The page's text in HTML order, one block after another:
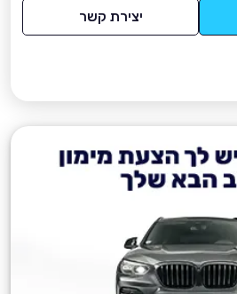
יצירת קשר